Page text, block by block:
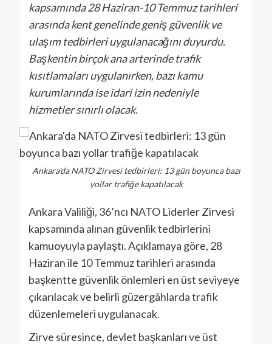
kapsamında 28 Haziran-10 Temmuz tarihleri
arasında kent genelinde geniş güvenlik ve
ulaşım tedbirleri uygulanacağını duyurdu.
Başkentin birçok ana arterinde trafik
kısıtlamaları uygulanırken, bazı kamu
kurumlarında ise idari izin nedeniyle
hizmetler sınırlı olacak.
Ankara'da NATO Zirvesi tedbirleri: 13 gün boyunca bazı
yollar trafiğe kapatılacak
Ankara Valiliği, 36’ncı NATO Liderler Zirvesi
kapsamında alınan güvenlik tedbirlerini
kamuoyuyla paylaştı. Açıklamaya göre, 28
Haziran ile 10 Temmuz tarihleri arasında
başkentte güvenlik önlemleri en üst seviyeye
çıkarılacak ve belirli güzergâhlarda trafik
düzenlemeleri uygulanacak.
Zirve süresince, devlet başkanları ve üst